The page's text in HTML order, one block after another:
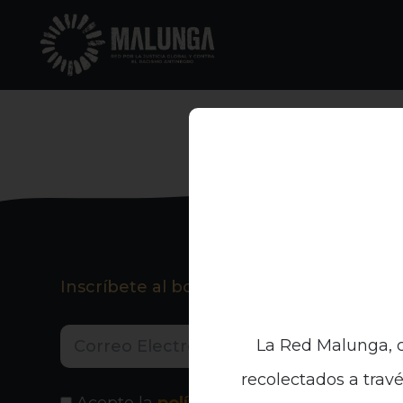
Inscríbete al boletín informativo
La Red Malunga,
recolectados a